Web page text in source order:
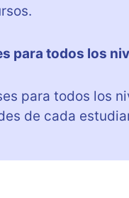
para todos los
para todos los
de cada